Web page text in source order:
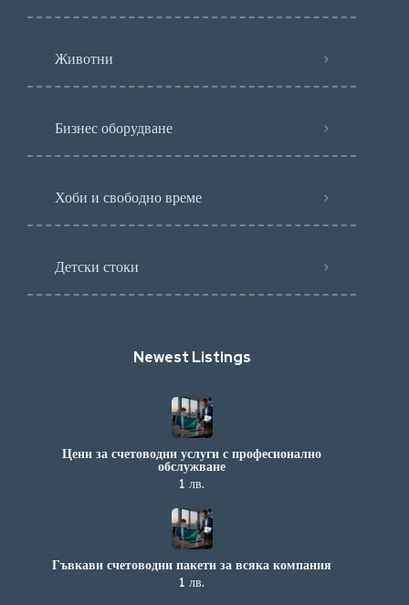
Животни
Бизнес оборудване
Хоби и свободно време
Детски стоки
Newest Listings​
Цени за счетоводни услуги с професионално
обслужване
1 лв.
Гъвкави счетоводни пакети за всяка компания
1 лв.